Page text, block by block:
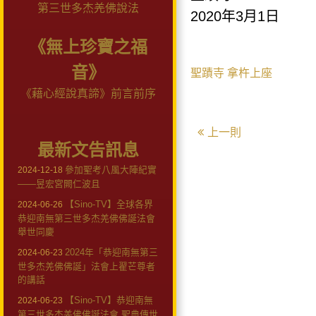
第三世多杰羌佛說法
《無上珍寶之福
音》
《藉心經說真諦》前言前序
最新文告訊息
2024-12-18 參加聖考八風大陣紀實
——昱宏宮闕仁波且
2024-06-26
【Sino-TV】全球各界
恭迎南無第三世多杰羌佛佛誕法會
舉世同慶
2024-06-23 2024年「恭迎南無第三
世多杰羌佛佛誕」法會上翟芒尊者
的講話
2024-06-23
【Sino-TV】恭迎南無
2020年3月 1 日
聖蹟寺 拿杵上座
上一則